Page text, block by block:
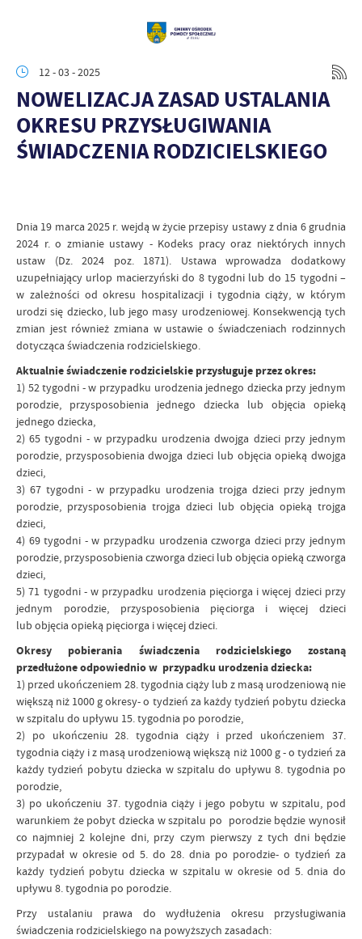
12 - 03 - 2025
NOWELIZACJA ZASAD USTALANIA
OKRESU PRZYSŁUGIWANIA
ŚWIADCZENIA RODZICIELSKIEGO
Dnia 19 marca 2025 r. wejdą w życie przepisy ustawy z dnia 6 grudnia
2024 r. o zmianie ustawy - Kodeks pracy oraz niektórych innych
ustaw (Dz. 2024 poz. 1871). Ustawa wprowadza dodatkowy
uzupełniający urlop macierzyński do 8 tygodni lub do 15 tygodni –
w zależności od okresu hospitalizacji i tygodnia ciąży, w którym
urodzi się dziecko, lub jego masy urodzeniowej. Konsekwencją tych
zmian jest również zmiana w ustawie o świadczeniach rodzinnych
dotycząca świadczenia rodzicielskiego.
Aktualnie świadczenie rodzicielskie przysługuje przez okres:
1) 52 tygodni - w przypadku urodzenia jednego dziecka przy jednym
porodzie, przysposobienia jednego dziecka lub objęcia opieką
jednego dziecka,
2) 65 tygodni - w przypadku urodzenia dwojga dzieci przy jednym
porodzie, przysposobienia dwojga dzieci lub objęcia opieką dwojga
dzieci,
3) 67 tygodni - w przypadku urodzenia trojga dzieci przy jednym
porodzie, przysposobienia trojga dzieci lub objęcia opieką trojga
dzieci,
4) 69 tygodni - w przypadku urodzenia czworga dzieci przy jednym
porodzie, przysposobienia czworga dzieci lub objęcia opieką czworga
dzieci,
5) 71 tygodni - w przypadku urodzenia pięciorga i więcej dzieci przy
jednym porodzie, przysposobienia pięciorga i więcej dzieci
lub objęcia opieką pięciorga i więcej dzieci.
Okresy pobierania świadczenia rodzicielskiego zostaną
przedłużone odpowiednio w przypadku urodzenia dziecka:
1) przed ukończeniem 28. tygodnia ciąży lub z masą urodzeniową nie
większą niż 1000 g okresy- o tydzień za każdy tydzień pobytu dziecka
w szpitalu do upływu 15. tygodnia po porodzie,
2) po ukończeniu 28. tygodnia ciąży i przed ukończeniem 37.
tygodnia ciąży i z masą urodzeniową większą niż 1000 g - o tydzień za
każdy tydzień pobytu dziecka w szpitalu do upływu 8. tygodnia po
porodzie,
3) po ukończeniu 37. tygodnia ciąży i jego pobytu w szpitalu, pod
warunkiem że pobyt dziecka w szpitalu po porodzie będzie wynosił
co najmniej 2 kolejne dni, przy czym pierwszy z tych dni będzie
przypadał w okresie od 5. do 28. dnia po porodzie- o tydzień za
każdy tydzień pobytu dziecka w szpitalu w okresie od 5. dnia do
upływu 8. tygodnia po porodzie.
Przy ustalaniu prawa do wydłużenia okresu przysługiwania
świadczenia rodzicielskiego na powyższych zasadach: